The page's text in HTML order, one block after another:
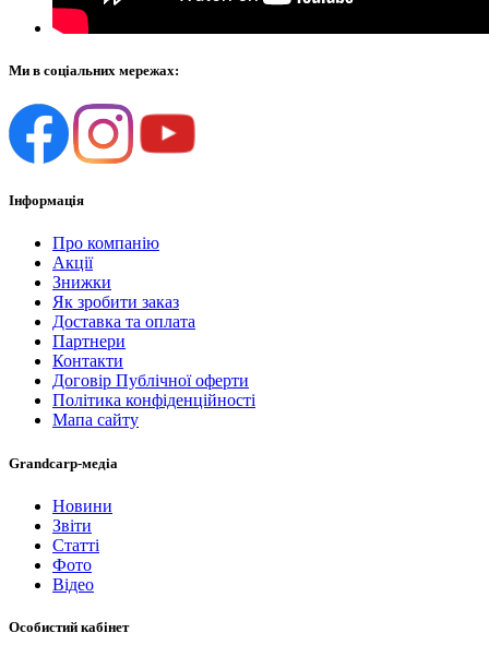
Ми в соціальних мережах:
Інформація
Про компанію
Акції
Знижки
Як зробити заказ
Доставка та оплата
Партнери
Контакти
Договір Публічної оферти
Політика конфіденційності
Мапа сайту
Grandcarp-медіа
Новини
Звіти
Статті
Фото
Відео
Особистий кабінет